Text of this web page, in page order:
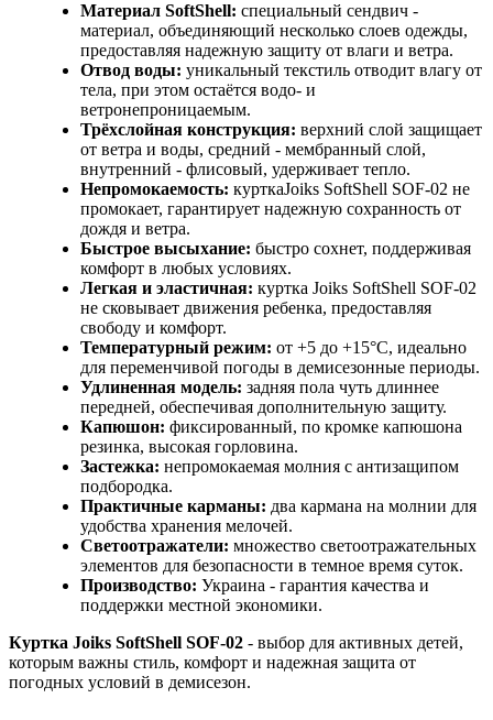
Материал SoftShell: специальный сендвич -
материал, объединяющий несколько слоев одежды,
предоставляя надежную защиту от влаги и ветра.
Отвод воды: уникальный текстиль отводит влагу от
тела, при этом остаётся водо- и
ветронепроницаемым.
Трёхслойная конструкция: верхний слой защищает
от ветра и воды, средний - мембранный слой,
внутренний - флисовый, удерживает тепло.
Непромокаемость: курткаJoiks SoftShell SOF-02 не
промокает, гарантирует надежную сохранность от
дождя и ветра.
Быстрое высыхание: быстро сохнет, поддерживая
комфорт в любых условиях.
Легкая и эластичная: куртка Joiks SoftShell SOF-02
не сковывает движения ребенка, предоставляя
свободу и комфорт.
Температурный режим: от +5 до +15°C, идеально
для переменчивой погоды в демисезонные периоды.
Удлиненная модель: задняя пола чуть длиннее
передней, обеспечивая дополнительную защиту.
Капюшон: фиксированный, по кромке капюшона
резинка, высокая горловина.
Застежка: непромокаемая молния с антизащипом
подбородка.
Практичные карманы: два кармана на молнии для
удобства хранения мелочей.
Светоотражатели: множество светоотражательных
элементов для безопасности в темное время суток.
Производство: Украина - гарантия качества и
поддержки местной экономики.
Куртка Joiks SoftShell SOF-02 - выбор для активных детей,
которым важны стиль, комфорт и надежная защита от
погодных условий в демисезон.